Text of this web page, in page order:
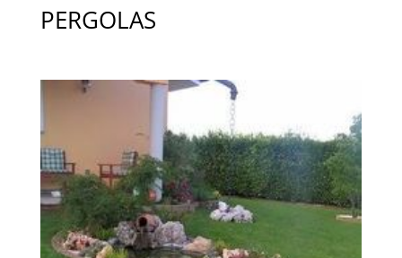
PERGOLAS